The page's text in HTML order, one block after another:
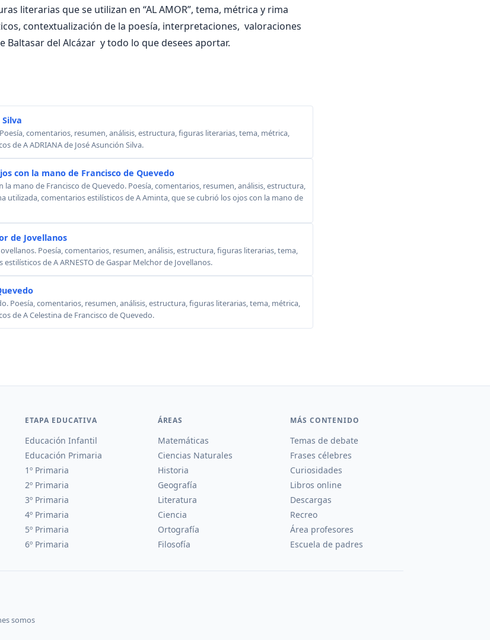
literarias que se utilizan en “AL AMOR”, tema, métrica y rima
contextualización de la poesía, interpretaciones, valoraciones
Baltasar del Alcázar y todo lo que desees aportar.
Poesía, comentarios, resumen, análisis, estructura, figuras literarias, tema, métrica,
de A ADRIANA de José Asunción Silva.
con la mano de Francisco de Quevedo
la mano de Francisco de Quevedo. Poesía, comentarios, resumen, análisis, estructura,
utilizada, comentarios estilísticos de A Aminta, que se cubrió los ojos con la mano de
de Jovellanos
Poesía, comentarios, resumen, análisis, estructura, figuras literarias, tema,
de A ARNESTO de Gaspar Melchor de Jovellanos.
Poesía, comentarios, resumen, análisis, estructura, figuras literarias, tema, métrica,
de A Celestina de Francisco de Quevedo.
ETAPA EDUCATIVA
Educación Infantil
Educación Primaria
1º Primaria
2º Primaria
3º Primaria
4º Primaria
5º Primaria
6º Primaria
ÁREAS
Matemáticas
Ciencias Naturales
Historia
Geografía
Literatura
Ciencia
Ortografía
Filosofía
MÁS CONTENIDO
Temas de debate
Frases célebres
Curiosidades
Libros online
Descargas
Recreo
Área profesores
Escuela de padres
somos